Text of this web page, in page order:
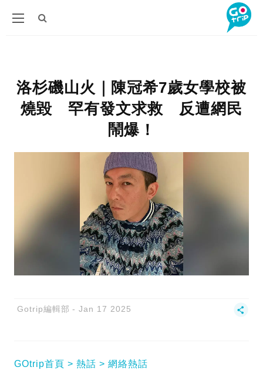
洛杉磯山火｜陳冠希7歲女學校被
燒毀 罕有發文求救 反遭網民
鬧爆！
Gotrip編輯部 Jan 17 2025
GOtrip首頁 熱話 網絡熱話